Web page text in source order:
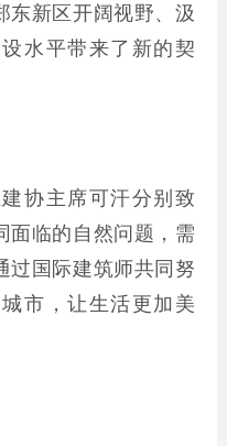
东新区开阔视野、汲
水平带来了新的契
协主席可汗分别致
面临的自然问题，需
过国际建筑师共同努
市，让生活更加美